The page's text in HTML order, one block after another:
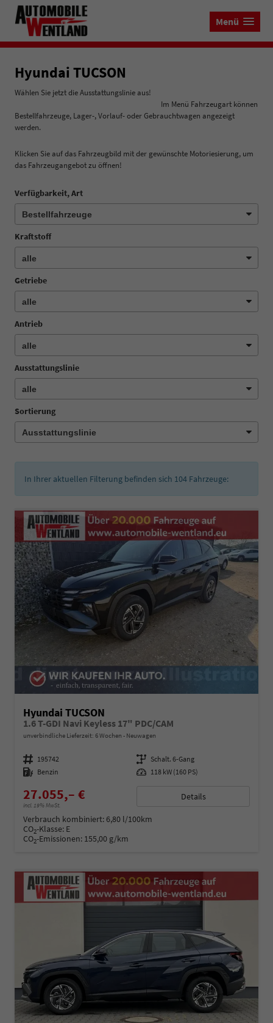
Menü
Hyundai TUCSON
Wählen Sie jetzt die Ausstattungslinie aus!
Im Menü Fahrzeugart können
Bestellfahrzeuge, Lager-, Vorlauf- oder Gebrauchtwagen angezeigt
werden.
Klicken Sie auf das Fahrzeugbild mit der gewünschte Motoriesierung, um
das Fahrzeugangebot zu öffnen!
Verfügbarkeit, Art
Kraftstoff
Getriebe
Antrieb
Ausstattungslinie
Sortierung
In Ihrer aktuellen Filterung befinden sich 104 Fahrzeuge:
Hyundai TUCSON
1.6 T-GDI Navi Keyless 17" PDC/CAM
unverbindliche Lieferzeit: 6 Wochen Neuwagen
Fahrzeugnummer 195742 Getriebe Schalt. 6-Gang
Kraftstoff Benzin Leistung 118 kW (160 PS)
27.055,– €
incl. 19% MwSt.
Details
Verbrauch kombiniert:6,80 l/100km
CO2-Klasse: E
CO2-Emissionen: 155,00 g/km